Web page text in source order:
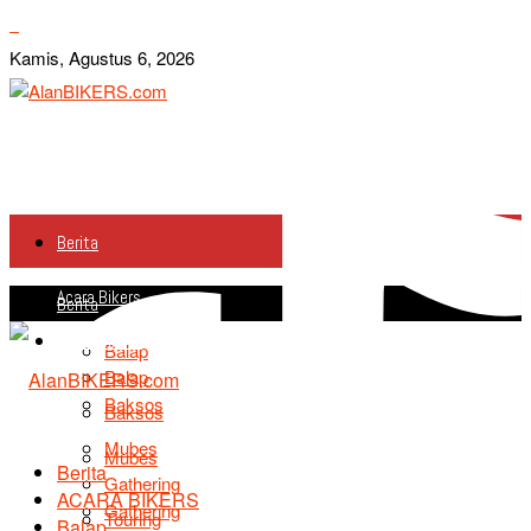
Kamis, Agustus 6, 2026
Berita
Acara Bikers
Balap
Baksos
Mubes
Gathering
Berita
Acara Bikers
Balap
Baksos
Mubes
Gathering
Touring
Berita
ACARA BIKERS